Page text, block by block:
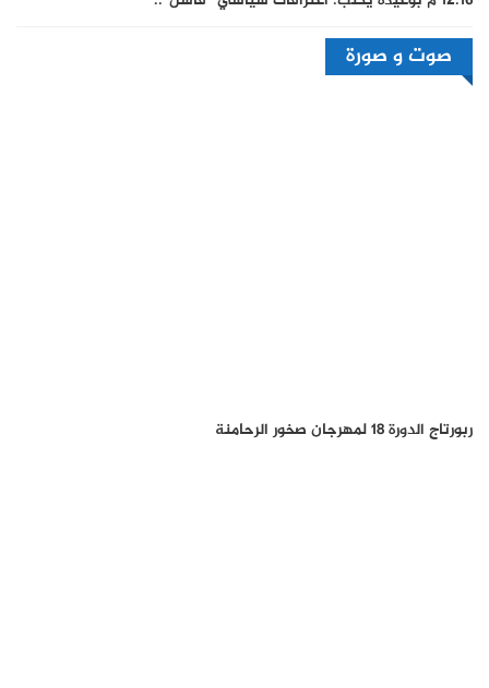
صوت و صورة
ربورتاج الدورة 18 لمهرجان صخور الرحامنة